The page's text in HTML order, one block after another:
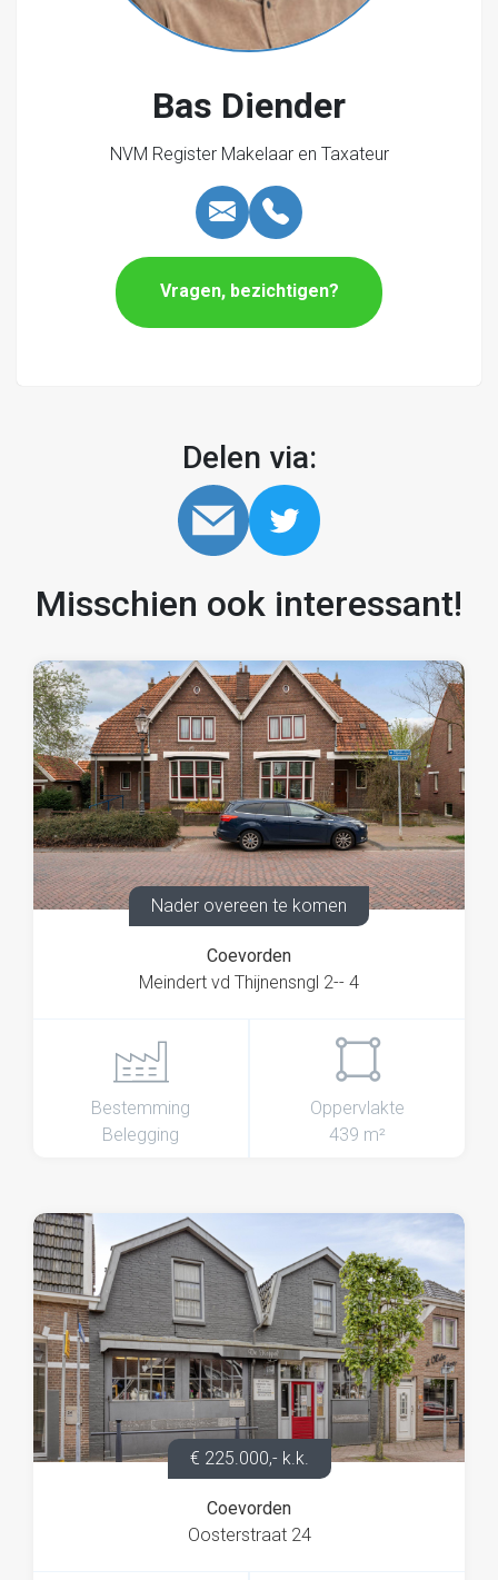
horecabedrijven zoals genoemd in categorie 1 en 2;
Indien het functies betreft die worden uitgeoefend op
wonen en hieraan ondergeschikte beroeps- en
zorgwoningen;
kamerverhuur/-bewoning;
horecabedrijven zoals genoemd in categorie 1 en 2 ten
dienste van en in directe relatie met een op de begane
grond gevestigd horecabedrijf;
Ben jij op zoek naar een karakteristiek pand met
Bas Diender
NVM Register Makelaar en Taxateur
Vragen, bezichtigen?
Delen via:
Misschien ook interessant!
Nader overeen te komen
Coevorden
Meindert vd Thijnensngl 2-- 4
Bestemming
Belegging
Oppervlakte
439 m²
€ 225.000,- k.k.
Coevorden
Oosterstraat 24